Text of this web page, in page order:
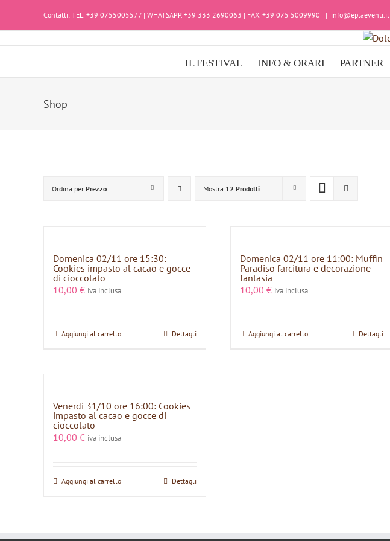
Contatti: TEL. +39 0755005577 | WHATSAPP. +39 333 2690063 | FAX. +39 075 5009990 | info@eptaeventi.it
IL FESTIVAL INFO & ORARI PARTNER
Shop
Ordina per Prezzo Mostra 12 Prodotti
Domenica 02/11 ore 15:30:
Cookies impasto al cacao e gocce
di cioccolato
10,00 € iva inclusa
Aggiungi al carrello Dettagli
Domenica 02/11 ore 11:00: Muffin
Paradiso farcitura e decorazione
fantasia
10,00 € iva inclusa
Aggiungi al carrello Dettagli
Venerdì 31/10 ore 16:00: Cookies
impasto al cacao e gocce di
cioccolato
10,00 € iva inclusa
Aggiungi al carrello Dettagli